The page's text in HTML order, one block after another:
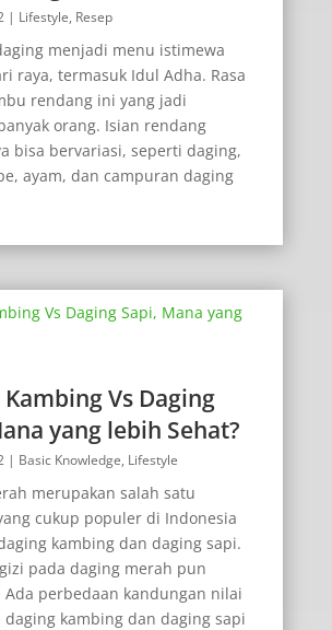
| Lifestyle, Resep
menjadi menu istimewa
raya, termasuk Idul Adha. Rasa
rendang ini yang jadi
orang. Isian rendang
bisa bervariasi, seperti daging,
ayam, dan campuran daging
Vs Daging
yang lebih Sehat?
| Basic Knowledge, Lifestyle
merupakan salah satu
cukup populer di Indonesia
kambing dan daging sapi.
pada daging merah pun
Ada perbedaan kandungan nilai
kambing dan daging sapi